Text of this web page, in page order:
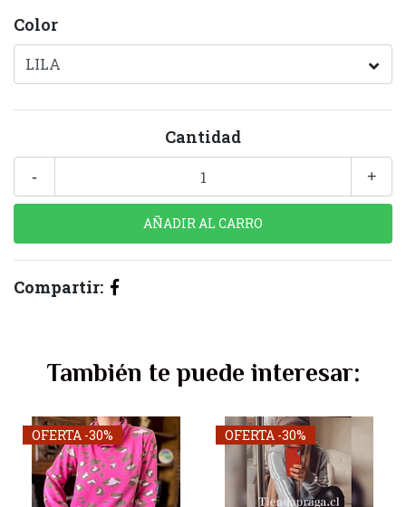
Color
Cantidad
+
-
Compartir:
También te puede interesar:
OFERTA -30% OFERTA -30%